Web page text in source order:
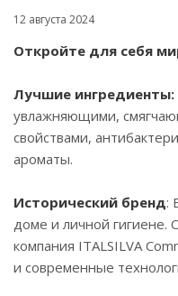
12 августа 2024
Откройте для себя
Лучшие ингредиенты:
увлажняющими,
свойствами,
ароматы.
Исторический бренд:
доме и личной гигиене.
компания ITALSILVA
и современные